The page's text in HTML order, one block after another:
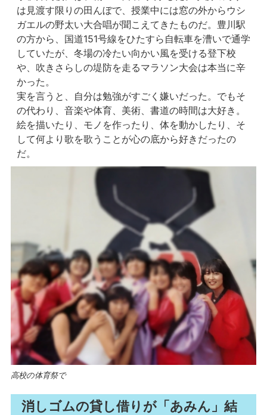
は見渡す限りの田んぼで、授業中には窓の外からウシ
ガエルの野太い大合唱が聞こえてきたものだ。豊川駅
の方から、国道151号線をひたすら自転車を漕いで通学
していたが、冬場の冷たい向かい風を受ける登下校
や、吹きさらしの堤防を走るマラソン大会は本当に辛
かった。
実を言うと、自分は勉強がすごく嫌いだった。でもそ
の代わり、音楽や体育、美術、書道の時間は大好き。
絵を描いたり、モノを作ったり、体を動かしたり、そ
して何より歌を歌うことが心の底から好きだったの
だ。
高校の体育祭で
消しゴムの貸し借りが「あみん」結